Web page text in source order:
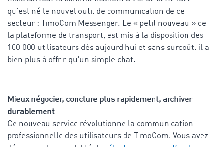
qu'est né le nouvel outil de communication de ce
secteur : TimoCom Messenger. Le « petit nouveau » de
la plateforme de transport, est mis à la disposition des
100 000 utilisateurs dès aujourd'hui et sans surcoût. il a
bien plus à offrir qu'un simple chat.
Mieux négocier, conclure plus rapidement, archiver
durablement
Ce nouveau service révolutionne la communication
professionnelle des utilisateurs de TimoCom. Vous avez